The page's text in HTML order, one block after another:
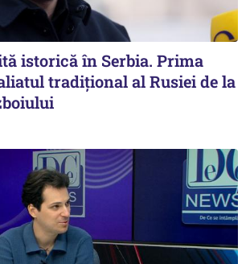
istorică în Serbia. Prima
tradițional al Rusiei de la